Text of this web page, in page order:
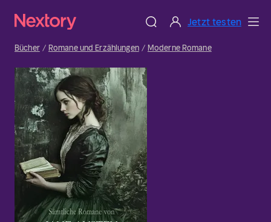
Jetzt testen
Bücher Romane und Erzählungen Moderne Romane